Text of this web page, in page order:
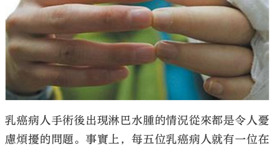
乳癌病人手術後出現淋巴水腫的情況從來都是令人憂
慮煩擾的問題。事實上，每五位乳癌病人就有一位在